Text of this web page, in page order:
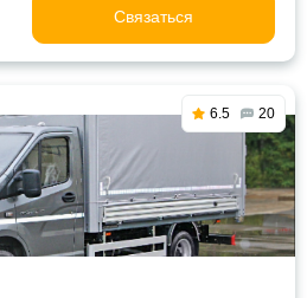
Связаться
6.5 20